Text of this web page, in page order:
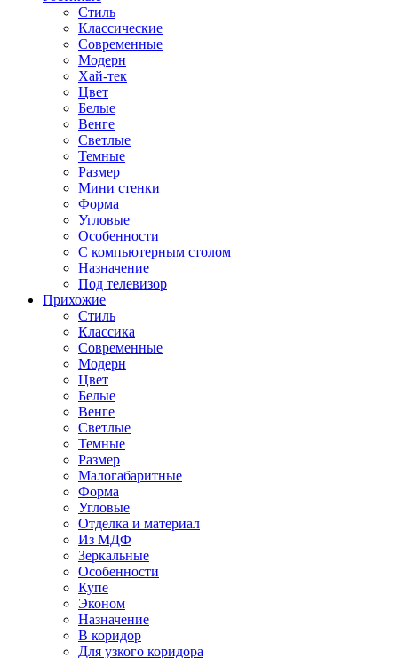
Стиль
Классические
Современные
Модерн
Хай-тек
Цвет
Белые
Венге
Светлые
Темные
Размер
Мини стенки
Форма
Угловые
Особенности
С компьютерным столом
Назначение
Под телевизор
Прихожие
Стиль
Классика
Современные
Модерн
Цвет
Белые
Венге
Светлые
Темные
Размер
Малогабаритные
Форма
Угловые
Отделка и материал
Из МДФ
Зеркальные
Особенности
Купе
Эконом
Назначение
В коридор
Для узкого коридора